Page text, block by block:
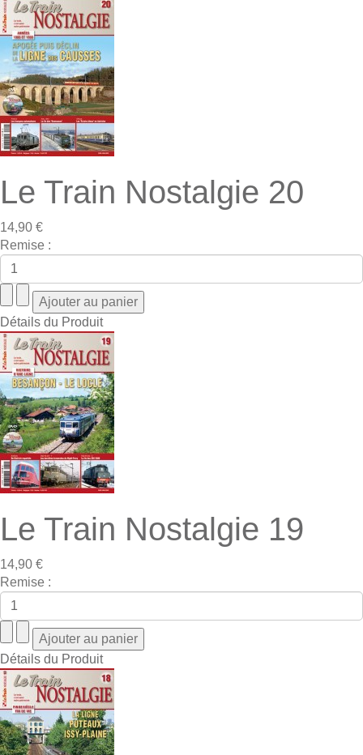
Le Train Nostalgie 20
14,90 €
Remise :
Détails du Produit
Le Train Nostalgie 19
14,90 €
Remise :
Détails du Produit